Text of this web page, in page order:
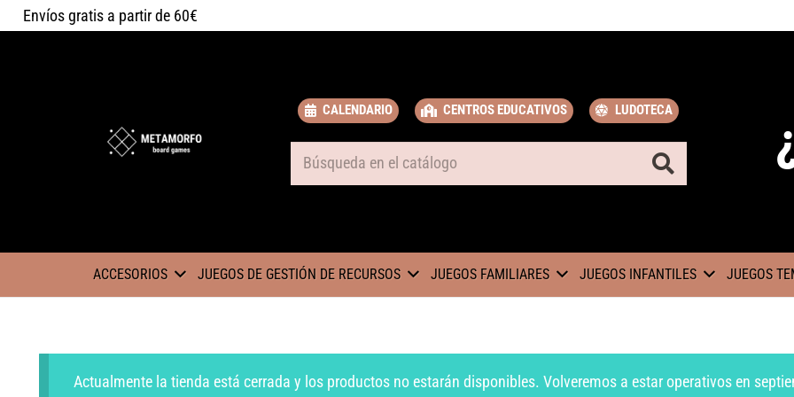
Envíos gratis a partir de 60€
CALENDARIO CENTROS EDUCATIVOS LUDOTECA
ACCESORIOS JUEGOS DE GESTIÓN DE RECURSOS JUEGOS FAMILIARES JUEGOS INFANTILES JUEGOS
Actualmente la tienda está cerrada y los productos no estarán disponibles. Volveremos a estar operativos en